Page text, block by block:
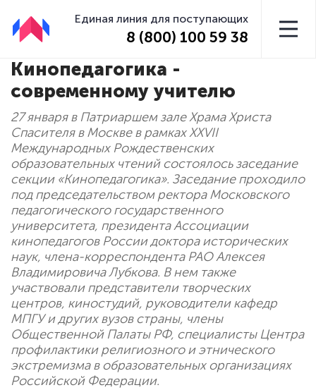
Единая линия для поступающих
8 (800) 100 59 38
Кинопедагогика -
современному учителю
27 января в Патриаршем зале Храма Христа
Спасителя в Москве в рамках XXVII
Международных Рождественских
образовательных чтений состоялось заседание
секции «Кинопедагогика». Заседание проходило
под председательством ректора Московского
педагогического государственного
университета, президента Ассоциации
кинопедагогов России доктора исторических
наук, члена-корреспондента РАО Алексея
Владимировича Лубкова. В нем также
участвовали представители творческих
центров, киностудий, руководители кафедр
МПГУ и других вузов страны, члены
Общественной Палаты РФ, специалисты Центра
профилактики религиозного и этнического
экстремизма в образовательных организациях
Российской Федерации.